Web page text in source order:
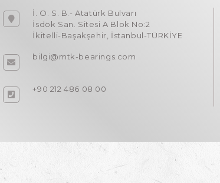
İ. O. S. B.- Atatürk Bulvarı
İsdök San. Sitesi A Blok No:2
İkitelli-Başakşehir, İstanbul-TÜRKİYE
bilgi@mtk-bearings.com
+90 212 486 08 00